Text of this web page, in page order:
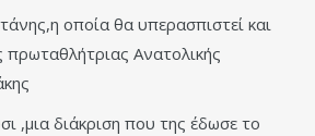
οποία θα υπερασπιστεί και
πρωταθλήτριας Ανατολικής
,μια διάκριση που της έδωσε το